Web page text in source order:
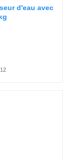
d'eau avec